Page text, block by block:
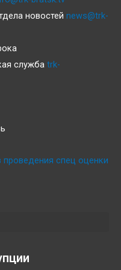
новостей news@trk-
служба trk-
спец оценки